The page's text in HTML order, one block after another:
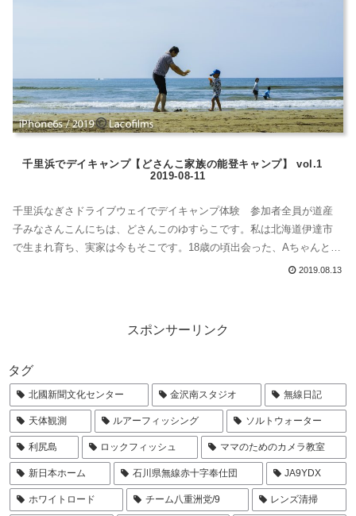
千里浜でデイキャンプ【どさんこ家族の能登キャンプ】 vol.1
2019-08-11
千里浜なぎさドライブウェイでデイキャンプ体験 参加者全員が道産
子みなさんこんにちは、どさんこのゆすらこです。私は北海道伊達市
で生まれ育ち、実家は今もそこです。18歳の頃出会った、Aちゃんとそ
の旦那さんは紋別市出身で息子さんも本籍は北海道とのこと。こんか
2019.08.13
スポンサーリンク
タグ
北國新聞文化センター 金沢南スタジオ 無線日記
天体観測 ルアーフィッシング ソルトウォーター
利尻島 ロックフィッシュ ママのためのカメラ教室
新日本ホーム 石川県無線赤十字奉仕団 JA9YDX
ホワイトロード チーム八重洲党/9 レンズ清掃